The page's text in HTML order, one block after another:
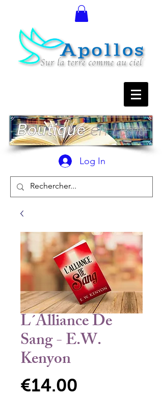
Log In
L´Alliance De
Sang - E.W.
Kenyon
€14.00